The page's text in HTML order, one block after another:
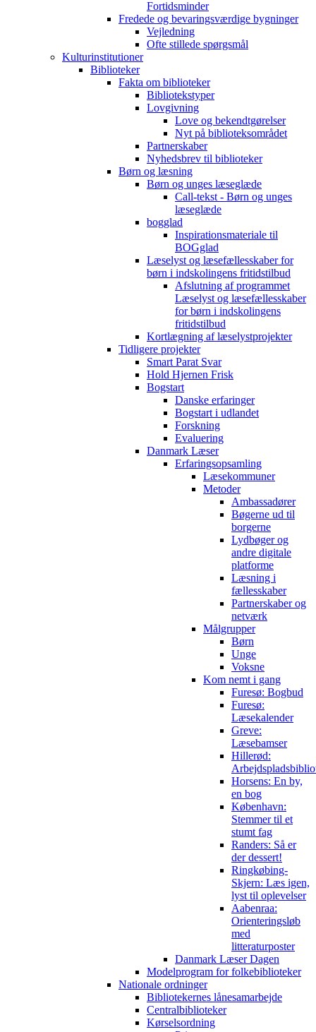
Fortidsminder
Fredede og bevaringsværdige bygninger
Vejledning
Ofte stillede spørgsmål
Kulturinstitutioner
Biblioteker
Fakta om biblioteker
Bibliotekstyper
Lovgivning
Love og bekendtgørelser
Nyt på biblioteksområdet
Partnerskaber
Nyhedsbrev til biblioteker
Børn og læsning
Børn og unges læseglæde
Call-tekst - Børn og unges
læseglæde
bogglad
Inspirationsmateriale til
BOGglad
Læselyst og læsefællesskaber for
børn i indskolingens fritidstilbud
Afslutning af programmet
Læselyst og læsefællesskaber
for børn i indskolingens
fritidstilbud
Kortlægning af læselystprojekter
Tidligere projekter
Smart Parat Svar
Hold Hjernen Frisk
Bogstart
Danske erfaringer
Bogstart i udlandet
Forskning
Evaluering
Danmark Læser
Erfaringsopsamling
Læsekommuner
Metoder
Ambassadører
Bøgerne ud til
borgerne
Lydbøger og
andre digitale
platforme
Læsning i
fællesskaber
Partnerskaber og
netværk
Målgrupper
Børn
Unge
Voksne
Kom nemt i gang
Furesø: Bogbud
Furesø:
Læsekalender
Greve:
Læsebamser
Hillerød:
Horsens: En by,
en bog
København:
Stemmer til et
stumt fag
Randers: Så er
der dessert!
Ringkøbing-
Skjern: Læs igen,
lyst til oplevelser
Aabenraa:
Orienteringsløb
med
litteraturposter
Danmark Læser Dagen
Modelprogram for folkebiblioteker
Nationale ordninger
Bibliotekernes lånesamarbejde
Centralbiblioteker
Kørselsordning